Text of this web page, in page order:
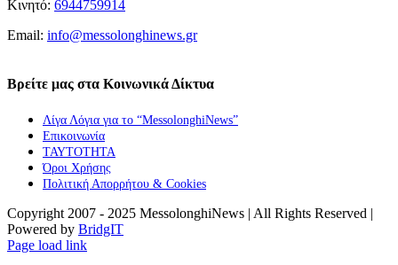
Κινητό: 6944759914
Email: info@messolonghinews.gr
Βρείτε μας στα Κοινωνικά Δίκτυα
Λίγα Λόγια για το “MessolonghiNews”
Επικοινωνία
ΤΑΥΤΟΤΗΤΑ
Όροι Χρήσης
Πολιτική Απορρήτου & Cookies
Copyright 2007 - 2025 MessolonghiNews | All Rights Reserved |
Powered by BridgIT
YouTube
Facebook
Instagram
Page load link